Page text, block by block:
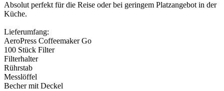
Absolut perfekt für die Reise oder bei geringem Platzangebot in der
Küche.
Lieferumfang:
AeroPress Coffeemaker Go
100 Stück Filter
Filterhalter
Rührstab
Messlöffel
Becher mit Deckel